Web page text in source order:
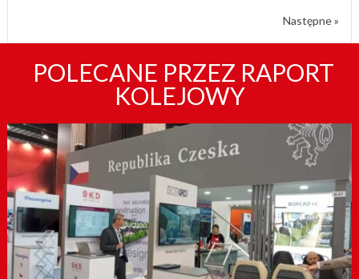
Następne »
POLECANE PRZEZ RAPORT
KOLEJOWY